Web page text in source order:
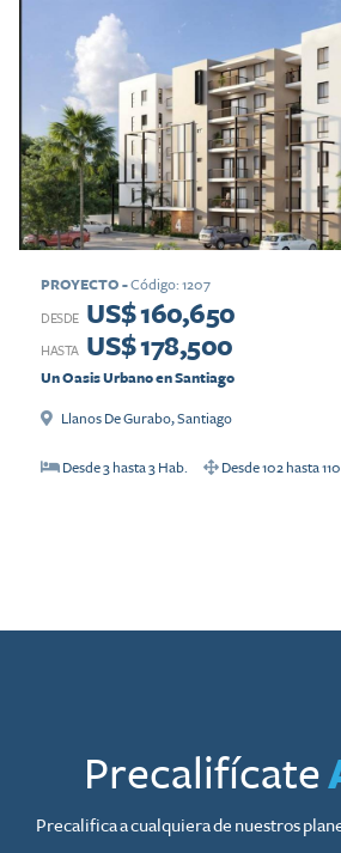
PROYECTO -Código: 1207
DESDE US$ 160,650
HASTA US$ 178,500
Un Oasis Urbano en Santiago
Llanos De Gurabo,Santiago
Desde3 hasta 3 Hab. Desde102 hasta 110
Precalifícate
Precalifica a cualquiera de nuestros